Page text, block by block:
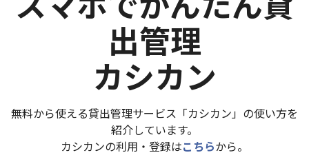
出管理
カシカン
無料から使える貸出管理サービス「カシカン」の使い方を
紹介しています。
カシカンの利用・登録はこちらから。